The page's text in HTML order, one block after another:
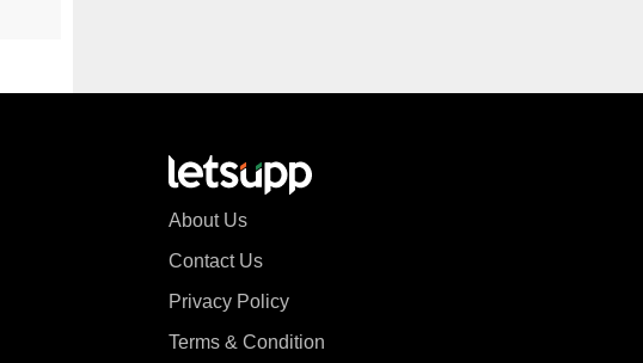
About Us
Contact Us
Privacy Policy
Terms & Condition